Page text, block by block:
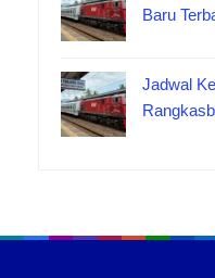
Baru
Jadwal